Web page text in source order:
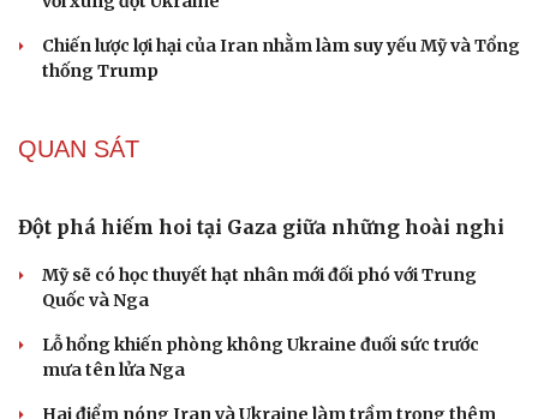
Litva đẩy mạnh sản xuất UAV nội địa theo thỏa thuận với
Ukraine
Nga tung “lưới điện tử” Volna Kupol Garant, khóa sóng
Mỹ tiêu hao gần 80% số tên lửa đánh chặn trong cuộc
PHÂN TÍCH
Iran tranh thủ “khoảng ngừng” giao tranh với
Mỹ để củng cố sức mạnh quân sự
Lý do ông Trump được xem là tư lệnh chiến lược hiệu
quả